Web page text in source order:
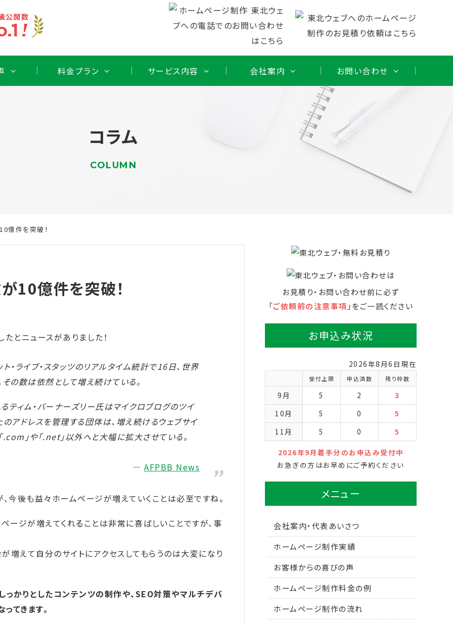
料金プラン サービス内容 会社案内 お問い合わせ
コラム
COLUMN
億件を突破！
10億件を突破！
たとニュースがありました！
・ライブ・スタッツのリアルタイム統計で16日、世界
の数は依然として増え続けている。
ティム・バーナーズリー氏はマイクロブログのツイ
のアドレスを管理する団体は、増え続けるウェブサイ
.com」や「.net」以外へと大幅に拡大させている。
AFPBB News
今後も益々ホームページが増えていくことは必至ですね。
ージが増えてくれることは非常に喜ばしいことですが、事
えて自分のサイトにアクセスしてもらうのは大変になり
っかりとしたコンテンツの制作や、SEO対策やマルチデバ
てきます。
お見積り・お問い合わせ前に必ず
「ご依頼前の注意事項 」をご一読ください
お申込み状況
2026年8月6日現在
受付上限 申込済数 残り枠数
9月 5 2
3
10月
5 0
5
11月
5 0 5
2026年9月着手分のお申込み受付中
お急ぎの方はお早めにご予約ください
メニュー
会社案内・代表あいさつ
ホームページ制作実績
お客様からの喜びの声
ホームページ制作料金の例
ホームページ制作の流れ